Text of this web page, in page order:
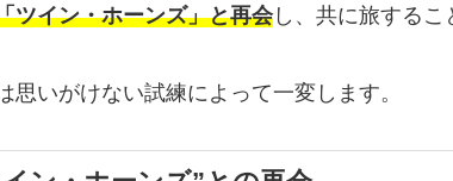
ツイン・ホーンズ」と再会し、共に旅するこ
思いがけない試練によって一変します。